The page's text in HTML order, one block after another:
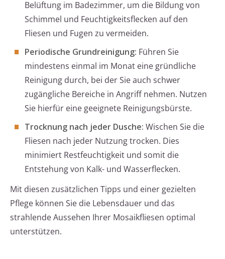
Belüftung im Badezimmer, um die Bildung von
Schimmel und Feuchtigkeitsflecken auf den
Fliesen und Fugen zu vermeiden.
Periodische Grundreinigung: Führen Sie
mindestens einmal im Monat eine gründliche
Reinigung durch, bei der Sie auch schwer
zugängliche Bereiche in Angriff nehmen. Nutzen
Sie hierfür eine geeignete Reinigungsbürste.
Trocknung nach jeder Dusche: Wischen Sie die
Fliesen nach jeder Nutzung trocken. Dies
minimiert Restfeuchtigkeit und somit die
Entstehung von Kalk- und Wasserflecken.
Mit diesen zusätzlichen Tipps und einer gezielten
Pflege können Sie die Lebensdauer und das
strahlende Aussehen Ihrer Mosaikfliesen optimal
unterstützen.